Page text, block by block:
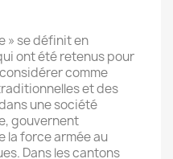
» se définit en
ont été retenus pour
comme
et des
une société
gouvernent
la force armée au
Dans les cantons